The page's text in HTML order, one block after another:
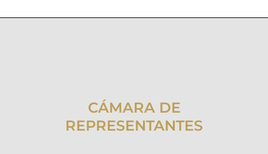
CÁMARA DE
REPRESENTANTES